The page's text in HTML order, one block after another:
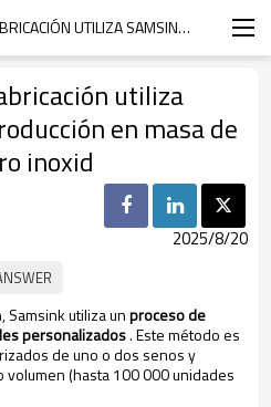
¿QUÉ PROCESO DE FABRICACIÓN UTILIZA SAMSINK PARA LA PRODUCCIÓN EN MASA DE FREGADEROS DE ACERO INOXID
utiliza
en masa de
inoxid
2025/8/20
Samsink utiliza unproceso de
personalizados. Este método es
de uno o dos senos y
(hasta 100 000 unidades